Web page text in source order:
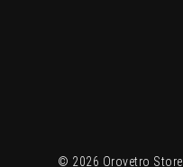
© 2026 Orovetro Store.